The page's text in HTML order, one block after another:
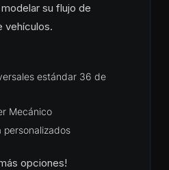
su flujo de
vehículos.
estándar 36 de
Mecánico
personalizados
opciones!